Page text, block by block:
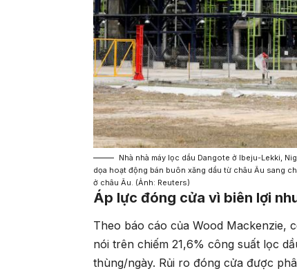
Nhà nhà máy lọc dầu Dangote ở Ibeju-Lekki,
dọa hoạt động bán buôn xăng dầu từ châu Âu sang
ở châu Âu. (Ảnh: Reuters)
Áp lực đóng cửa vì biên lợi
Theo báo cáo của Wood Mackenzie,
nói trên chiếm 21,6% công suất lọc
thùng/ngày. Rủi ro đóng cửa được